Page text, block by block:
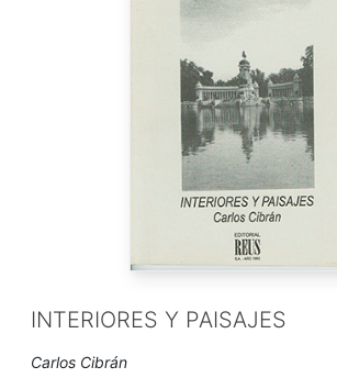
INTERIORES Y PAISAJES
Carlos Cibrán